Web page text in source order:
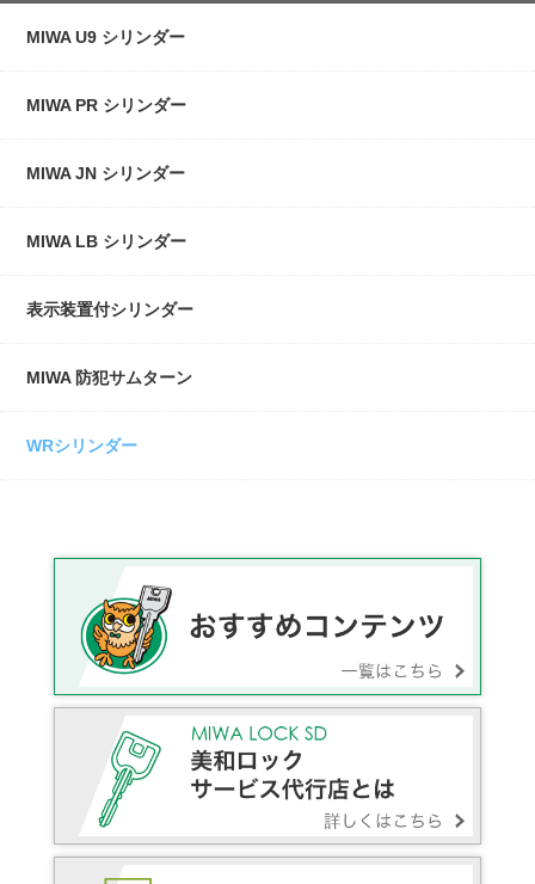
MIWA U9 シリンダー
MIWA PR シリンダー
MIWA JN シリンダー
MIWA LB シリンダー
表示装置付シリンダー
MIWA 防犯サムターン
WRシリンダー